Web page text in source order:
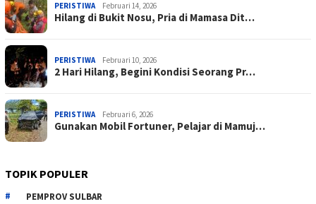
PERISTIWA Februari 14, 2026
Hilang di Bukit Nosu, Pria di Mamasa Dit…
PERISTIWA Februari 10, 2026
2 Hari Hilang, Begini Kondisi Seorang Pr…
PERISTIWA Februari 6, 2026
Gunakan Mobil Fortuner, Pelajar di Mamuj…
TOPIK POPULER
PEMPROV SULBAR